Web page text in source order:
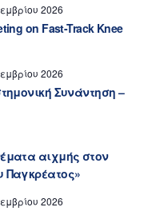
2026
on Fast-Track Knee
2026
Συνάντηση –
αιχμής στον
Παγκρέατος»
2026